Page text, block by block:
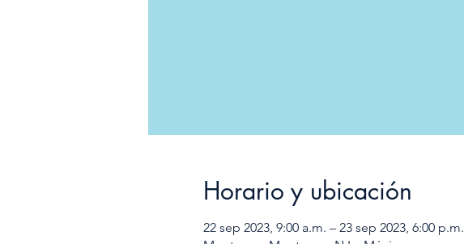
Horario y ubicación
22 sep 2023, 9:00 a.m. – 23 sep 2023, 6:00 p.m.